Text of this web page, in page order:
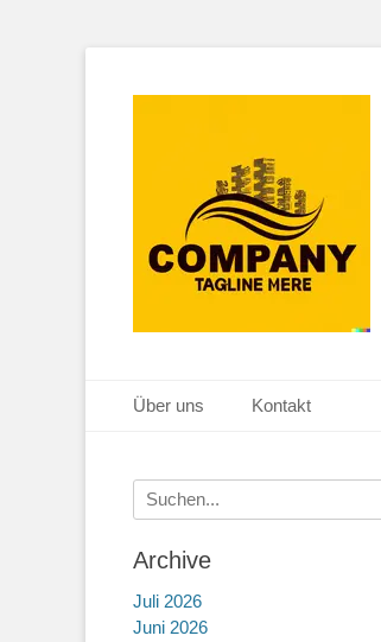
Primäres Menü
Zum
Inhalt
Über uns Kontakt
Suche
nach:
Archive
Juli 2026
Juni 2026